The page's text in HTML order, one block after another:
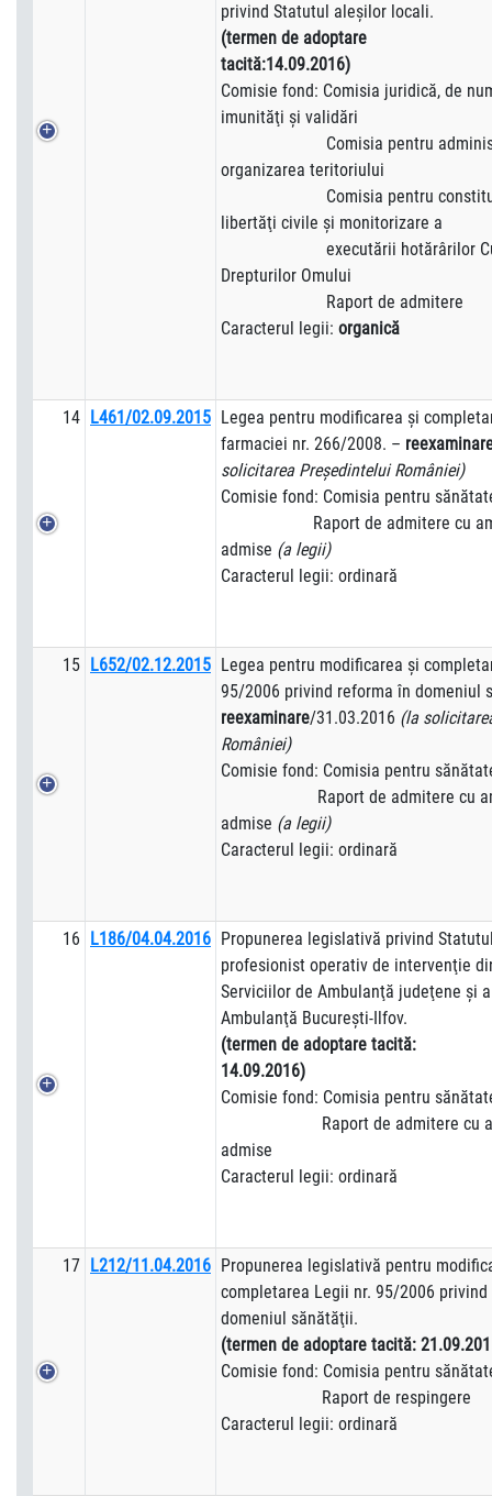
privind Statutul aleşilor locali.
(termen de adoptare
tacită:14.09.2016)
Comisie fond: Comisia juridică, de
imunităţi şi validări
Comisia pentru
organizarea teritoriului
Comisia pentru
libertăţi civile şi monitorizare a
executării hotărârilor Curţii
Drepturilor Omului
Raport de admitere
Caracterul legii: organică
14 L461/02.09.2015 Legea pentru modificarea şi
farmaciei nr. 266/2008. –
solicitarea Preşedintelui României)
Comisie fond: Comisia pentru
Raport de admitere cu
admise (a legii)
Caracterul legii: ordinară
15 L652/02.12.2015 Legea pentru modificarea şi
95/2006 privind reforma în domeniul
reexaminare/31.03.2016 (la
României)
Comisie fond: Comisia pentru
Raport de admitere cu
admise (a legii)
Caracterul legii: ordinară
16 L186/04.04.2016 Propunerea legislativă privind
profesionist operativ de intervenţie
Serviciilor de Ambulanţă judeţene şi
Ambulanţă Bucureşti-Ilfov.
(termen de adoptare tacită:
14.09.2016)
Comisie fond: Comisia pentru
Raport de admitere cu
admise
Caracterul legii: ordinară
17 L212/11.04.2016 Propunerea legislativă pentru
completarea Legii nr. 95/2006
domeniul sănătăţii.
(termen de adoptare tacită:
Comisie fond: Comisia pentru
Raport de respingere
Caracterul legii: ordinară